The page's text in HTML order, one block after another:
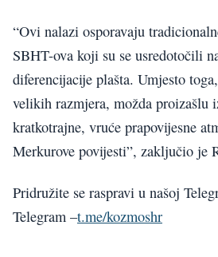
“Ovi nalazi osporavaju
SBHT-ova koji su se usredotočili
diferencijacije plašta. Umjesto
velikih razmjera, možda proizašlu
kratkotrajne, vruće prapovijesne
Merkurove povijesti”, zaključio je
Pridružite se raspravi u našoj
Telegram –t.me/kozmoshr